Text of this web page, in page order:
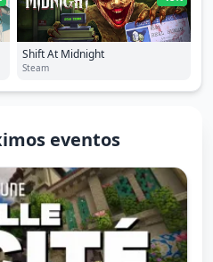
Shift At Midnight
Steam
eventos